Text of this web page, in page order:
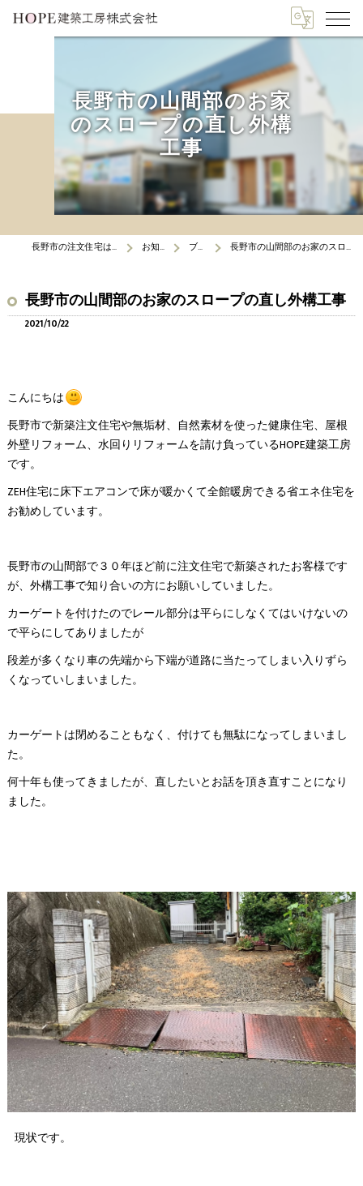
長野市の山間部のお家
のスロープの直し外構
工事
長野市の注文住宅はHOPE建築工房 お知らせ ブログ 長野市の山間部のお家のスロープの直し外構工事
長野市の山間部のお家のスロープの直し外構工事
2021/10/22
こんにちは
長野市で新築注文住宅や無垢材、自然素材を使った健康住宅、屋根
外壁リフォーム、水回りリフォームを請け負っているHOPE建築工房
です。
ZEH住宅に床下エアコンで床が暖かくて全館暖房できる省エネ住宅を
お勧めしています。
長野市の山間部で３０年ほど前に注文住宅で新築されたお客様です
が、外構工事で知り合いの方にお願いしていました。
カーゲートを付けたのでレール部分は平らにしなくてはいけないの
で平らにしてありましたが
段差が多くなり車の先端から下端が道路に当たってしまい入りずら
くなっていしまいました。
カーゲートは閉めることもなく、付けても無駄になってしまいまし
た。
何十年も使ってきましたが、直したいとお話を頂き直すことになり
ました。
現状です。